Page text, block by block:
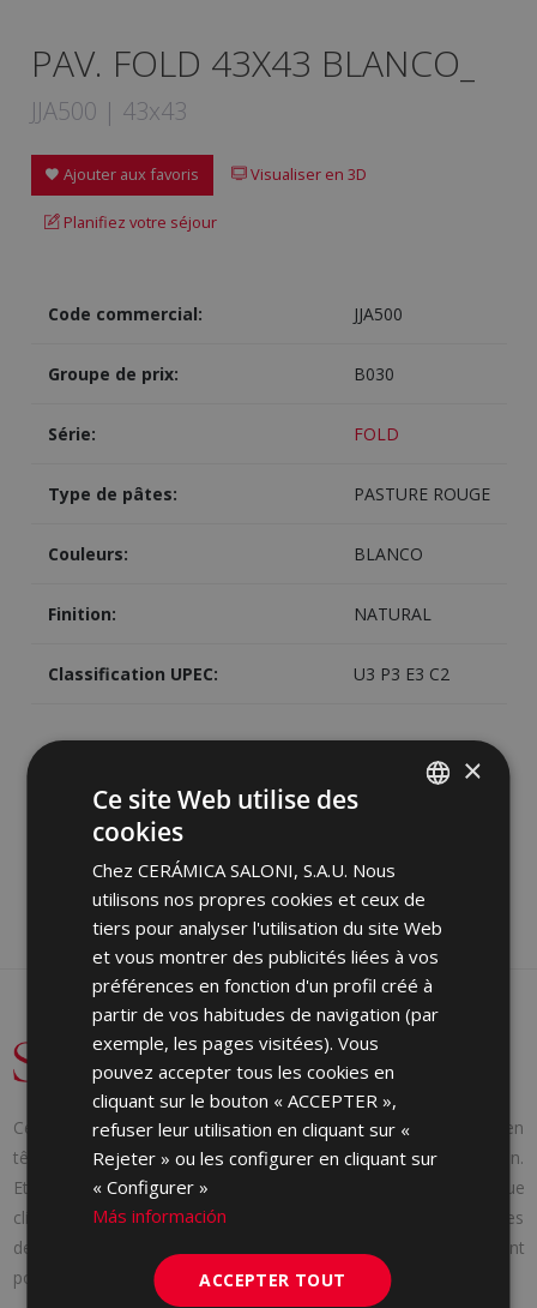
PAV. FOLD 43X43 BLANCO_
JJA500 | 43x43
Ajouter aux favoris Visualiser en 3D
Planifiez votre séjour
Code commercial: JJA500
Groupe de prix: B030
Série: FOLD
Type de pâtes: PASTURE ROUGE
Couleurs: BLANCO
Finition: NATURAL
Classification UPEC: U3 P3 E3 C2
Image Partager
Cerámica Saloni a été fondée en 1971 avec une idée claire en
tête : fournir aux consommateurs les produits dont ils ont besoin.
Et pour y parvenir, nous nous adaptons aux besoins de chaque
client en lui offrant une attention personnalisée, en suivant les
dernières tendances du marché et en innovant constamment
pour nous améliorer un peu plus chaque jour.
ENGLISH
GERMAN
PORTUGUESE
×
Ce site Web utilise des
cookies
Chez CERÁMICA SALONI, S.A.U. Nous
utilisons nos propres cookies et ceux de
tiers pour analyser l'utilisation du site Web
et vous montrer des publicités liées à vos
préférences en fonction d'un profil créé à
partir de vos habitudes de navigation (par
exemple, les pages visitées). Vous
pouvez accepter tous les cookies en
cliquant sur le bouton « ACCEPTER »,
refuser leur utilisation en cliquant sur «
Rejeter » ou les configurer en cliquant sur
« Configurer »
Más información
ACCEPTER TOUT